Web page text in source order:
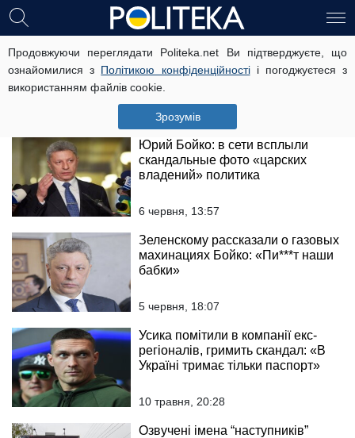
Продовжуючи переглядати Politeka.net Ви підтверджуєте, що
ознайомилися з Політикою конфіденційностіі погоджуєтеся з
використанням файлів cookie.
Зрозумів
«Опозиційна платформа – За
життя» проводить черговий
раунд переговорів про зниження
ціни на газ для України
7 червня, 15:33
Юрий Бойко: в сети всплыли
скандальные фото «царских
владений» политика
6 червня, 13:57
Зеленскому рассказали о газовых
махинациях Бойко: «Пи***т наши
бабки»
5 червня, 18:07
Усика помітили в компанії екс-
регіоналів, гримить скандал: «В
Україні тримає тільки паспорт»
10 травня, 20:28
Озвучені імена “наступників”